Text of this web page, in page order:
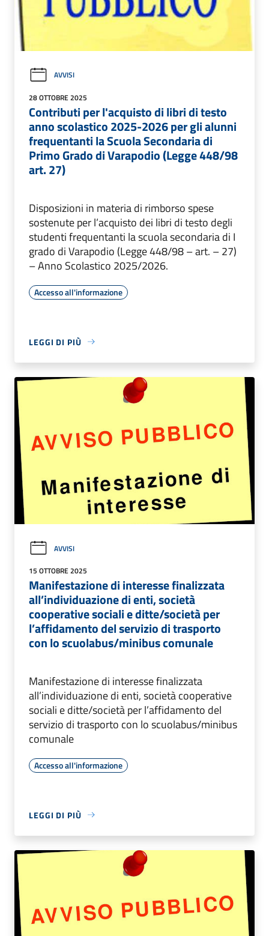
AVVISI
28 OTTOBRE 2025
Contributi per l'acquisto di libri di testo
anno scolastico 2025-2026 per gli alunni
frequentanti la Scuola Secondaria di
Primo Grado di Varapodio (Legge 448/98
art. 27)
Disposizioni in materia di rimborso spese
sostenute per l’acquisto dei libri di testo degli
studenti frequentanti la scuola secondaria di I
grado di Varapodio (Legge 448/98 – art. – 27)
– Anno Scolastico 2025/2026.
Accesso all'informazione
LEGGI DI PIÙ
AVVISI
15 OTTOBRE 2025
Manifestazione di interesse finalizzata
all’individuazione di enti, società
cooperative sociali e ditte/società per
l’affidamento del servizio di trasporto
con lo scuolabus/minibus comunale
Manifestazione di interesse finalizzata
all’individuazione di enti, società cooperative
sociali e ditte/società per l’affidamento del
servizio di trasporto con lo scuolabus/minibus
comunale
Accesso all'informazione
LEGGI DI PIÙ